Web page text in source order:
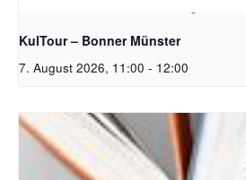
KulTour – Bonner Münster
7. August 2026, 11:00 - 12:00